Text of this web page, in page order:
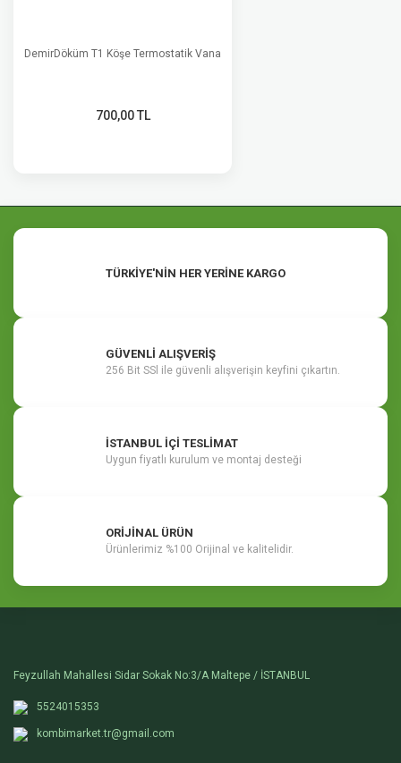
DemirDöküm T1 Köşe Termostatik Vana
700,00 TL
TÜRKİYE'NİN HER YERİNE KARGO
GÜVENLİ ALIŞVERİŞ
256 Bit SSl ile güvenli alışverişin keyfini çıkartın.
İSTANBUL İÇİ TESLİMAT
Uygun fiyatlı kurulum ve montaj desteği
ORİJİNAL ÜRÜN
Ürünlerimiz %100 Orijinal ve kalitelidir.
Feyzullah Mahallesi Sidar Sokak No:3/A Maltepe / İSTANBUL
5524015353
kombimarket.tr@gmail.com